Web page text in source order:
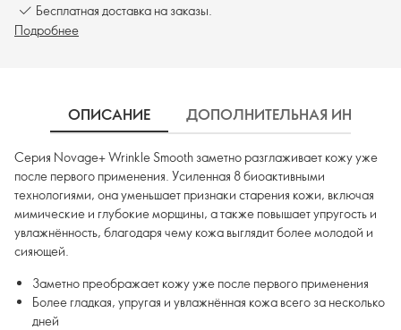
Бесплатная доставка на заказы.
Подробнее
ОПИСАНИЕ ДОПОЛНИТЕЛЬНАЯ
Серия Novage+ Wrinkle Smooth заметно разглаживает кожу уже
после первого применения. Усиленная 8 биоактивными
технологиями, она уменьшает признаки старения кожи, включая
мимические и глубокие морщины, а также повышает упругость и
увлажнённость, благодаря чему кожа выглядит более молодой и
сияющей.
Заметно преображает кожу уже после первого применения
Более гладкая, упругая и увлажнённая кожа всего за несколько
дней